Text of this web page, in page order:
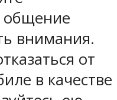
общение
внимания.
от
в качестве